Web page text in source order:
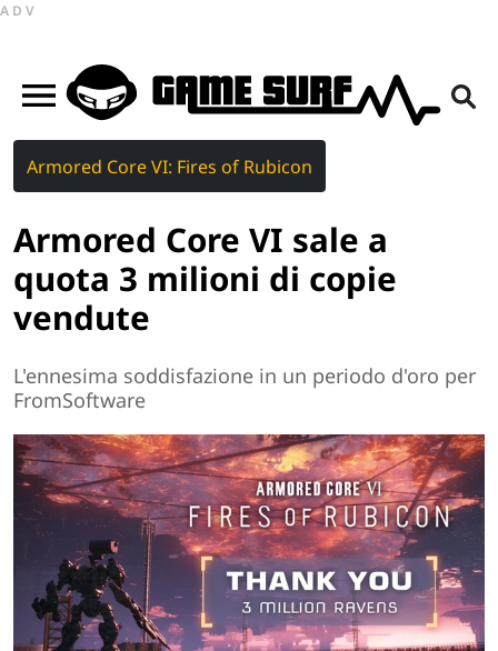
ADV
Armored Core VI: Fires of Rubicon
Armored Core VI sale a
quota 3 milioni di copie
vendute
L'ennesima soddisfazione in un periodo d'oro per
FromSoftware